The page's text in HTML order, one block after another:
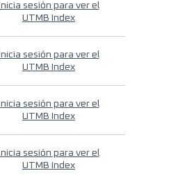
Inicia sesión para ver el
UTMB Index
Inicia sesión para ver el
UTMB Index
Inicia sesión para ver el
UTMB Index
Inicia sesión para ver el
UTMB Index